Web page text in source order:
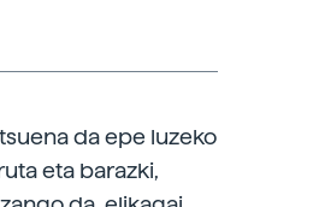
da epe luzeko
eta barazki,